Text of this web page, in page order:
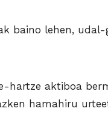
baino lehen,
hartze aktiboa
hamahiru